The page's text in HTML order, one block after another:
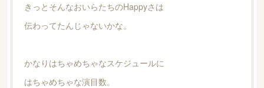
きっとそんなおいらたちのHappyさは
伝わってたんじゃないかな。
かなりはちゃめちゃなスケジュールに
はちゃめちゃな演目数。